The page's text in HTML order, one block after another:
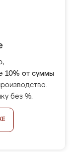
10% от суммы
без %.